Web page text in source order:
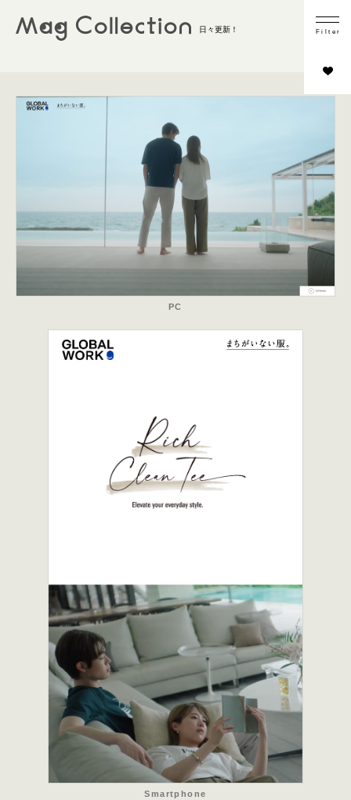
日々更新！
Smartphone
PC
F i l t e r
業種
ライフスタイル
その他
コンテンツの内容
商品フォーカス
インタビュー／取材
スタイリング
HOWTO
LOOKBOOK／カタログ
物
占い・診断
雰囲気
シンプル
かわいい
ポップ
クール
やさしい
ナチュラル
さわやか
カジュアル
モード
キッチュ